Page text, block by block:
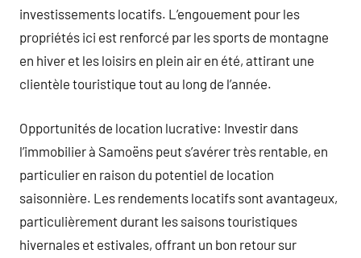
investissements locatifs. L’engouement pour les
propriétés ici est renforcé par les sports de montagne
en hiver et les loisirs en plein air en été, attirant une
clientèle touristique tout au long de l’année.
Opportunités de location lucrative: Investir dans
l’immobilier à Samoëns peut s’avérer très rentable, en
particulier en raison du potentiel de location
saisonnière. Les rendements locatifs sont avantageux,
particulièrement durant les saisons touristiques
hivernales et estivales, offrant un bon retour sur